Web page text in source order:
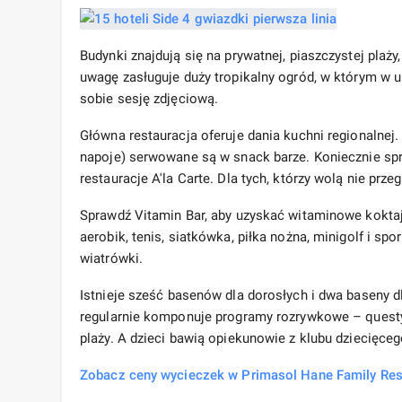
Budynki znajdują się na prywatnej, piaszczystej
uwagę zasługuje duży tropikalny ogród, w którym w
sobie sesję zdjęciową.
Główna restauracja oferuje dania kuchni
napoje) serwowane są w snack barze. Koniecznie
restauracje A'la Carte. Dla tych, którzy wolą nie
Sprawdź Vitamin Bar, aby uzyskać witaminowe
aerobik, tenis, siatkówka, piłka nożna, minigolf i
wiatrówki.
Istnieje sześć basenów dla dorosłych i dwa baseny
regularnie komponuje programy rozrywkowe –
plaży. A dzieci bawią opiekunowie z klubu
Zobacz ceny wycieczek w Primasol Hane Family